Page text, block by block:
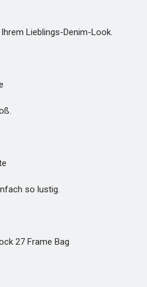
Lieblings-Denim-Look.
so lustig.
27 Frame Bag